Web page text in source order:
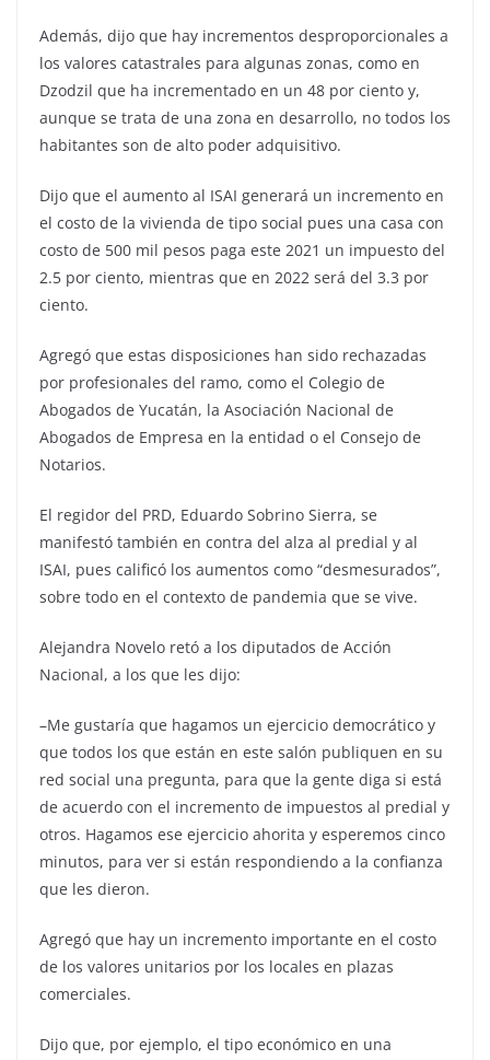
Además, dijo que hay incrementos desproporcionales a
los valores catastrales para algunas zonas, como en
Dzodzil que ha incrementado en un 48 por ciento y,
aunque se trata de una zona en desarrollo, no todos los
habitantes son de alto poder adquisitivo.
Dijo que el aumento al ISAI generará un incremento en
el costo de la vivienda de tipo social pues una casa con
costo de 500 mil pesos paga este 2021 un impuesto del
2.5 por ciento, mientras que en 2022 será del 3.3 por
ciento.
Agregó que estas disposiciones han sido rechazadas
por profesionales del ramo, como el Colegio de
Abogados de Yucatán, la Asociación Nacional de
Abogados de Empresa en la entidad o el Consejo de
Notarios.
El regidor del PRD, Eduardo Sobrino Sierra, se
manifestó también en contra del alza al predial y al
ISAI, pues calificó los aumentos como “desmesurados”,
sobre todo en el contexto de pandemia que se vive.
Alejandra Novelo retó a los diputados de Acción
Nacional, a los que les dijo:
–Me gustaría que hagamos un ejercicio democrático y
que todos los que están en este salón publiquen en su
red social una pregunta, para que la gente diga si está
de acuerdo con el incremento de impuestos al predial y
otros. Hagamos ese ejercicio ahorita y esperemos cinco
minutos, para ver si están respondiendo a la confianza
que les dieron.
Agregó que hay un incremento importante en el costo
de los valores unitarios por los locales en plazas
comerciales.
Dijo que, por ejemplo, el tipo económico en una